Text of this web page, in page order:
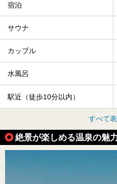
宿泊
サウナ
カップル
水風呂
駅近（徒歩10分以内）
すべて
絶景が楽しめる温泉の魅